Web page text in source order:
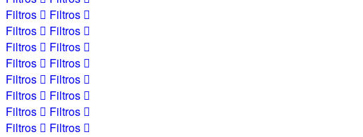
Filtros
Filtros
Filtros
Filtros
Filtros
Filtros
Filtros
Filtros
Filtros
Filtros
Filtros
Filtros
Filtros
Filtros
Filtros
Filtros